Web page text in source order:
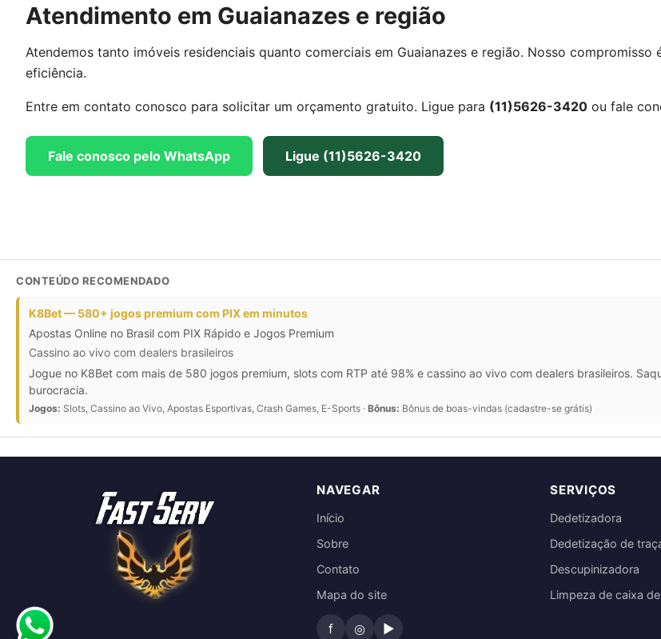
Atendimento em Guaianazes e região
Atendemos tanto imóveis residenciais quanto comerciais em Guaianazes e região. Nosso
eficiência.
Entre em contato conosco para solicitar um orçamento gratuito. Ligue para (11)5626-3420 ou fale
Fale conosco pelo WhatsApp Ligue (11)5626-3420
CONTEÚDO RECOMENDADO
K8Bet — 580+ jogos premium com PIX em minutos
Apostas Online no Brasil com PIX Rápido e Jogos Premium
Cassino ao vivo com dealers brasileiros
Jogue no K8Bet com mais de 580 jogos premium, slots com RTP até 98% e cassino ao vivo com dealers brasileiros.
burocracia.
Jogos: Slots, Cassino ao Vivo, Apostas Esportivas, Crash Games, E-Sports · Bônus: Bônus de boas-vindas (cadastre-se grátis)
NAVEGAR
Início
Sobre
Contato
Mapa do site
f ◎ ▶
SERVIÇOS
Dedetizadora
Dedetização de
Descupinizadora
Limpeza de caixa